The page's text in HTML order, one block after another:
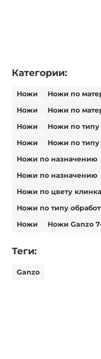
Категории:
Ножи Ножи по
Ножи
Ножи по
Ножи
Ножи по типу
Ножи
Ножи по типу
Ножи по назначению
Ножи по назначению
Ножи по цвету клинка
Ножи по типу
Ножи
Ножи Ganzo
Теги:
Ganzo